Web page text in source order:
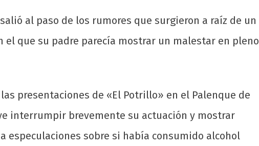
al paso de los rumores que surgieron a raíz de un
el que su padre parecía mostrar un malestar en pleno
presentaciones de «El Potrillo» en el Palenque de
interrumpir brevemente su actuación y mostrar
especulaciones sobre si había consumido alcohol